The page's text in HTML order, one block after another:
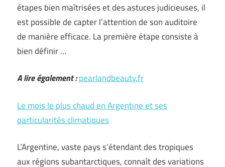
étapes bien maîtrisées et des astuces judicieuses, il
est possible de capter l’attention de son auditoire
de manière efficace. La première étape consiste à
bien définir …
A lire également :pearlandbeauty.fr
Le mois le plus chaud en Argentine et ses
particularités climatiques
L’Argentine, vaste pays s’étendant des tropiques
aux régions subantarctiques, connaît des variations